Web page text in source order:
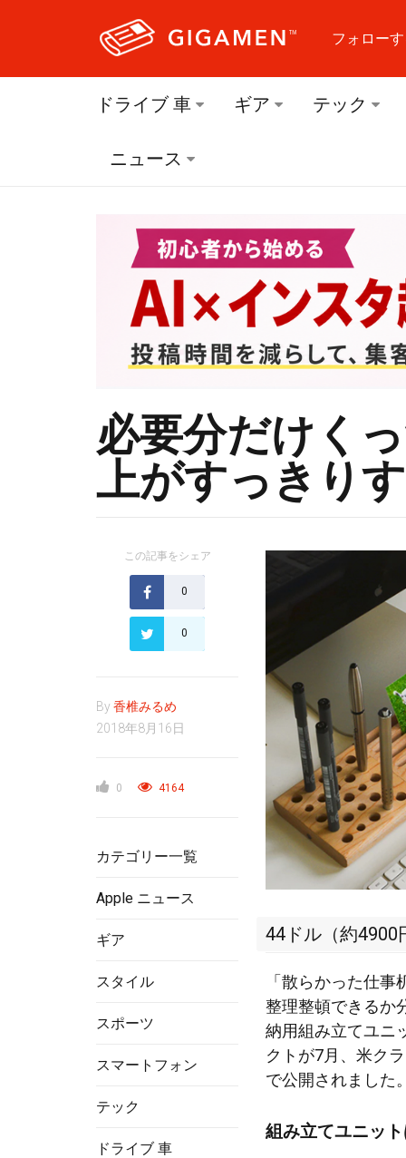
フォローす
フォ
ドライブ 車 ギア テック
ニュース
必要分だけく
上がすっきり
この記事をシェア
0
0
By 香椎みるめ
2018年8月16日
0 4164
カテゴリー一覧
Apple ニュース
ギア
スタイル
スポーツ
スマートフォン
テック
ドライブ 車
44ドル（約4900
「散らかった仕
整理整頓できるか
納用組み立てユニ
クトが7月、米ク
で公開されました。
組み立てユニッ